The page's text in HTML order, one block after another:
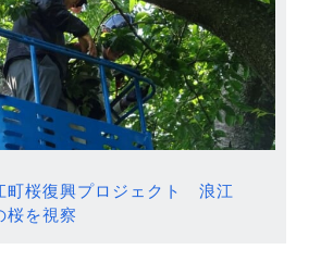
町桜復興プロジェクト 浪江
桜を視察